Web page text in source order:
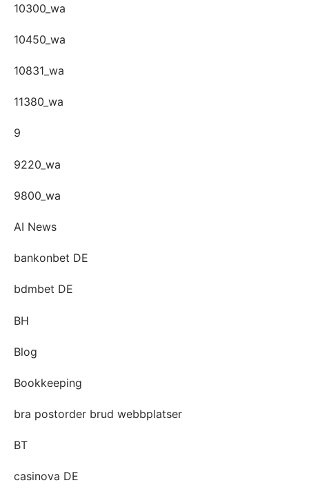
10300_wa
10450_wa
10831_wa
11380_wa
9
9220_wa
9800_wa
AI News
bankonbet DE
bdmbet DE
BH
Blog
Bookkeeping
bra postorder brud webbplatser
BT
casinova DE